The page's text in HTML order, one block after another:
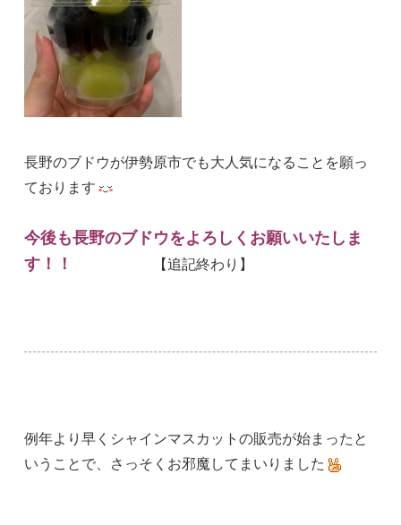
長野のブドウが伊勢原市でも大人気になることを願っ
ております
今後も長野のブドウをよろしくお願いいたしま
す！！
【追記終わり】
例年より早くシャインマスカットの販売が始まったと
いうことで、さっそくお邪魔してまいりました